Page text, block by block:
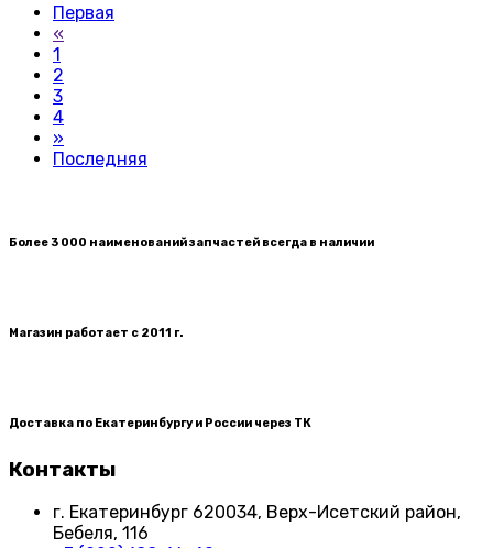
Первая
«
1
2
3
4
»
Последняя
Более 3 000 наименований запчастей всегда в наличии
Магазин работает с 2011 г.
Доставка по Екатеринбургу и России через ТК
Контакты
г. Екатеринбург​ 620034, Верх-Исетский район,
Бебеля, 116